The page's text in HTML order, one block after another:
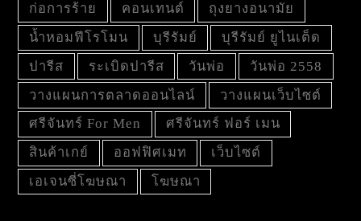
ก่อการร้าย
คอนเทนต์
ถุงยางอนามัย
น้ำหอมฟีโรโมน
บุรีรัมย์
บุรีรัมย์ ยูไนเต็ด
ปารีส
ระเบิดปารีส วันพ่อ
วันพ่อ 2558
วางแผนการตลาดออนไลน์
วางแผนเว็บไซต์
ศรีจันทร์ For Men
ศรีจันทร์ ฟอร์ เมน
สินค้าเกย์
ออฟฟิศเมท
เว็บไซต์
เอเจนซี่โฆษณา
โฆษณา